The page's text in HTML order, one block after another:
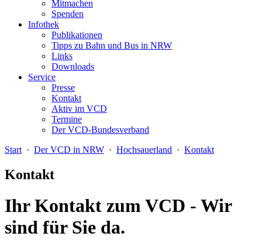
Mitmachen
Spenden
Infothek
Publikationen
Tipps zu Bahn und Bus in NRW
Links
Downloads
Service
Presse
Kontakt
Aktiv im VCD
Termine
Der VCD-Bundesverband
Start · Der VCD in NRW · Hochsauerland · Kontakt
Kontakt
Ihr Kontakt zum VCD - Wir
sind für Sie da.